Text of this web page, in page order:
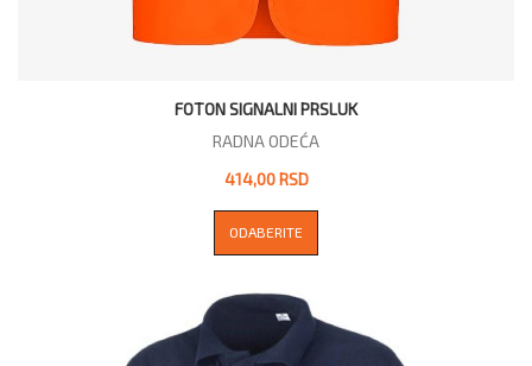
FOTON SIGNALNI PRSLUK
RADNA ODEĆA
414,00 RSD
ODABERITE